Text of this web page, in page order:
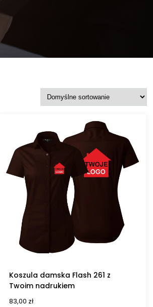
Koszula damska Flash 261 z
Twoim nadrukiem
83,00 zł